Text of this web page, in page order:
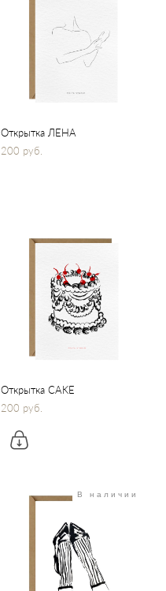
Открытка ЛЕНА
200 pуб.
Открытка CAKE
200 pуб.
В наличии